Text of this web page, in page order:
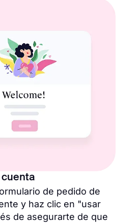
cuenta
de pedido de
y haz clic en "usar
de asegurarte de que